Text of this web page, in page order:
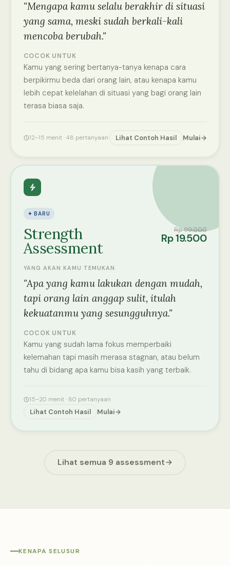
"Mengapa kamu selalu berakhir di situasi
yang sama, meski sudah berkali-kali
mencoba berubah."
COCOK UNTUK
Kamu yang sering bertanya-tanya kenapa cara
berpikirmu beda dari orang lain, atau kenapa kamu
lebih cepat kelelahan di situasi yang bagi orang lain
terasa biasa saja.
12–15 menit · 48 pertanyaan Lihat Contoh Hasil Mulai
✦ BARU
Strength
Assessment
Rp 99.000
Rp 19.500
YANG AKAN KAMU TEMUKAN
"Apa yang kamu lakukan dengan mudah,
tapi orang lain anggap sulit, itulah
kekuatanmu yang sesungguhnya."
COCOK UNTUK
Kamu yang sudah lama fokus memperbaiki
kelemahan tapi masih merasa stagnan, atau belum
tahu di bidang apa kamu bisa kasih yang terbaik.
15–20 menit · 80 pertanyaan
Lihat Contoh Hasil Mulai
Lihat semua 9 assessment
KENAPA SELUSUR